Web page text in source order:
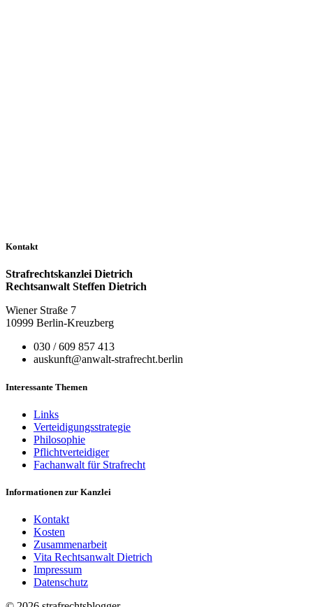
Kontakt
Strafrechtskanzlei Dietrich
Rechtsanwalt Steffen Dietrich
Wiener Straße 7
10999 Berlin-Kreuzberg
030 / 609 857 413
auskunft@anwalt-strafrecht.berlin
Interessante Themen
Links
Verteidigungsstrategie
Philosophie
Pflichtverteidiger
Fachanwalt für Strafrecht
Informationen zur Kanzlei
Kontakt
Kosten
Zusammenarbeit
Vita Rechtsanwalt Dietrich
Impressum
Datenschutz